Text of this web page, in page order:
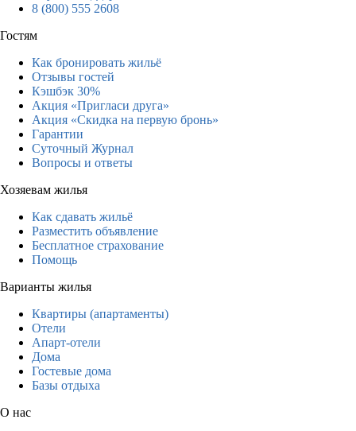
8 (800) 555 2608
Гостям
Как бронировать жильё
Отзывы гостей
Кэшбэк 30%
Акция «Пригласи друга»
Акция «Скидка на первую бронь»
Гарантии
Суточный Журнал
Вопросы и ответы
Хозяевам жилья
Как сдавать жильё
Разместить объявление
Бесплатное страхование
Помощь
Варианты жилья
Квартиры (апартаменты)
Отели
Апарт-отели
Дома
Гостевые дома
Базы отдыха
О нас